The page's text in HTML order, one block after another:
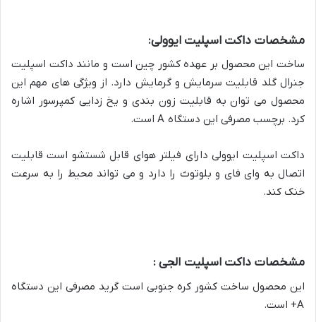
مشخصات داکت اسپلیت ایوولی:
ساخت این محصول بر عهده کشور چین است و مانند داکت اسپلیت
جنرال گلد قابلیت سرمایش و گرمایش دارد. از ویژگی های مهم این
محصول می توان به قابلیت زون بندی و یخ زدایی کمپرسور اشاره
کرد. برچسب مصرفی این دستگاه A است.
داکت اسپلیت ایوولی دارای فیلتر هوای قابل شستشو است قابلیت
اتصال به وای فای و بلوتوث را دارد و می تواند محیط را به سرعت
خنک کند.
مشخصات داکت اسپلیت الجی :
این محصول ساخت کشور کره جنوبی است گرید مصرفی این دستگاه